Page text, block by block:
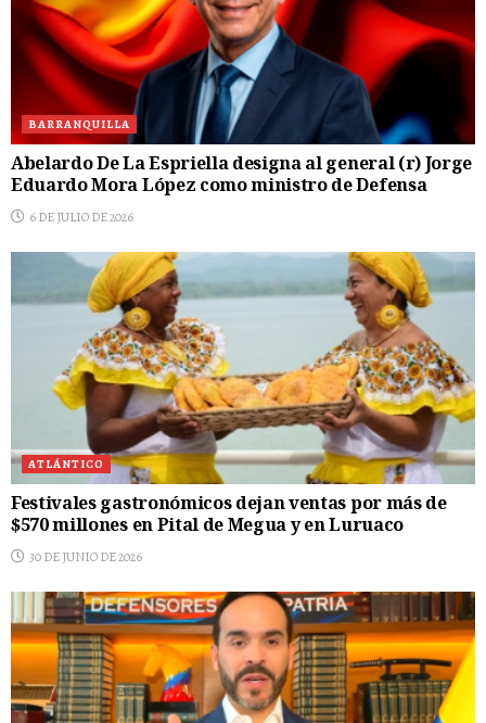
BARRANQUILLA
Abelardo De La Espriella designa al general (r) Jorge
Eduardo Mora López como ministro de Defensa
6 DE JULIO DE 2026
ATLÁNTICO
Festivales gastronómicos dejan ventas por más de
$570 millones en Pital de Megua y en Luruaco
30 DE JUNIO DE 2026